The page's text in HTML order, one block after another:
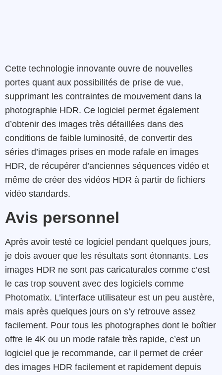
Cette technologie innovante ouvre de nouvelles
portes quant aux possibilités de prise de vue,
supprimant les contraintes de mouvement dans la
photographie HDR. Ce logiciel permet également
d’obtenir des images très détaillées dans des
conditions de faible luminosité, de convertir des
séries d’images prises en mode rafale en images
HDR, de récupérer d’anciennes séquences vidéo et
même de créer des vidéos HDR à partir de fichiers
vidéo standards.
Avis personnel
Après avoir testé ce logiciel pendant quelques jours,
je dois avouer que les résultats sont étonnants. Les
images HDR ne sont pas caricaturales comme c’est
le cas trop souvent avec des logiciels comme
Photomatix. L’interface utilisateur est un peu austère,
mais après quelques jours on s’y retrouve assez
facilement. Pour tous les photographes dont le boîtier
offre le 4K ou un mode rafale très rapide, c’est un
logiciel que je recommande, car il permet de créer
des images HDR facilement et rapidement depuis